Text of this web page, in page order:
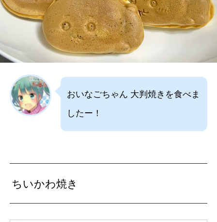
おいなごちゃん 大判焼きを食べま
したー！
ちいかわ焼き